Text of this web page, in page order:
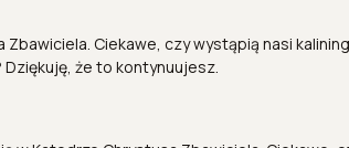
Ciekawe, czy wystąpią nasi
że to kontynuujesz.